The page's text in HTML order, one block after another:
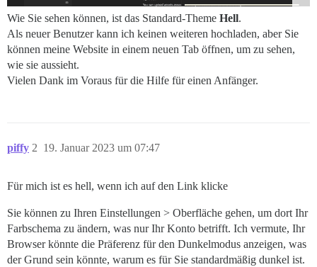
Wie Sie sehen können, ist das Standard-Theme Hell.
Als neuer Benutzer kann ich keinen weiteren hochladen, aber Sie
können meine Website in einem neuen Tab öffnen, um zu sehen,
wie sie aussieht.
Vielen Dank im Voraus für die Hilfe für einen Anfänger.
piffy 19. Januar 2023 um 07:47
2
Für mich ist es hell, wenn ich auf den Link klicke
Sie können zu Ihren Einstellungen > Oberfläche gehen, um dort Ihr
Farbschema zu ändern, was nur Ihr Konto betrifft. Ich vermute, Ihr
Browser könnte die Präferenz für den Dunkelmodus anzeigen, was
der Grund sein könnte, warum es für Sie standardmäßig dunkel ist.